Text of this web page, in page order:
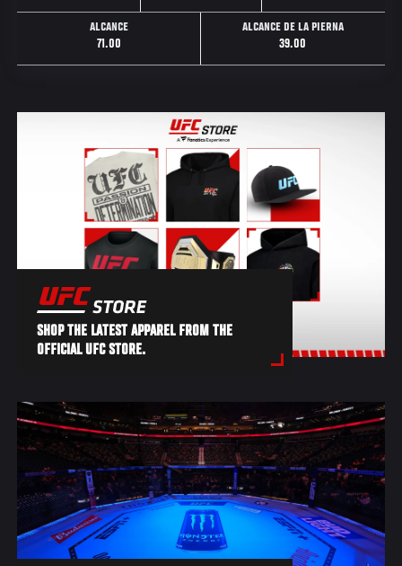
ALCANCE
71.00
ALCANCE DE LA PIERNA
39.00
SHOP THE LATEST APPAREL FROM THE
OFFICIAL UFC STORE.